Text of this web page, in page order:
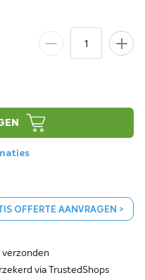
OFFERTE AANVRAGEN >
verzonden
via TrustedShops